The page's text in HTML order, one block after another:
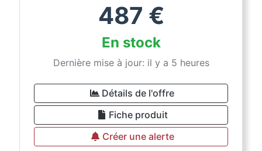
487 €
En stock
Dernière mise à jour: il y a 5 heures
Détails de l'offre
Fiche produit
Créer une alerte